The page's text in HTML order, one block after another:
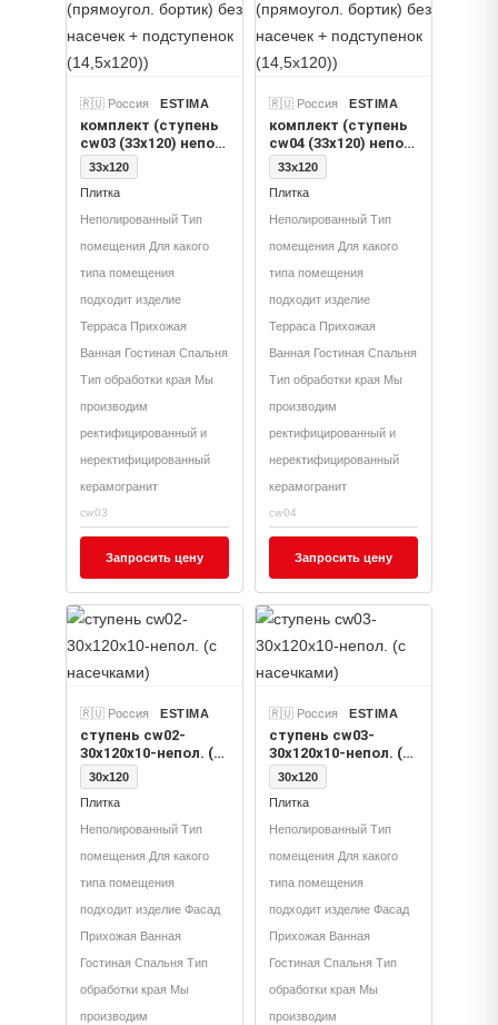
🇷🇺 Россия ESTIMA
комплект (ступень
cw03 (33x120) непол.
(прямоугол.
бортик) без насечек
+ подступенок
(14,5x120))
33x120
Плитка
Неполированный Тип
помещения Для какого
типа помещения
подходит изделие
Терраса Прихожая
Ванная Гостиная Спальня
Тип обработки края Мы
производим
ректифицированный и
неректифицированный
керамогранит
cw03
Запросить цену
🇷🇺 Россия ESTIMA
комплект (ступень
cw04 (33x120) непол.
(прямоугол.
бортик) без насечек
+ подступенок
(14,5x120))
33x120
Плитка
Неполированный Тип
помещения Для какого
типа помещения
подходит изделие
Терраса Прихожая
Ванная Гостиная Спальня
Тип обработки края Мы
производим
ректифицированный и
неректифицированный
керамогранит
cw04
Запросить цену
🇷🇺 Россия ESTIMA
ступень cw02-
30x120x10-непол. (с
насечками)
30x120
Плитка
Неполированный Тип
помещения Для какого
типа помещения
подходит изделие Фасад
Прихожая Ванная
Гостиная Спальня Тип
обработки края Мы
производим
🇷🇺 Россия ESTIMA
ступень cw03-
30x120x10-непол. (с
насечками)
30x120
Плитка
Неполированный Тип
помещения Для какого
типа помещения
подходит изделие Фасад
Прихожая Ванная
Гостиная Спальня Тип
обработки края Мы
производим